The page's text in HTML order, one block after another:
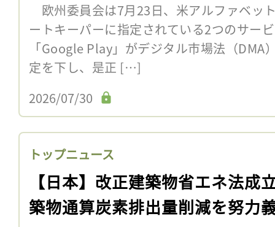
欧州委員会は7月23日、米アルファベッ
ートキーパーに指定されている2つのサー
「Google Play」がデジタル市場法（DMA
定を下し、是正 […]
2026/07/30
トップニュース
【日本】改正建築物省エネ法成
築物通算炭素排出量削減を努力